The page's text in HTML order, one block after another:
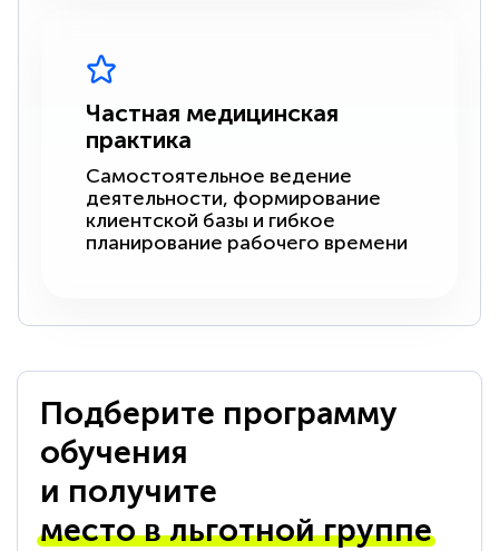
Частная медицинская
практика
Самостоятельное ведение
деятельности, формирование
клиентской базы и гибкое
планирование рабочего времени
Подберите программу
обучения
и получите
место в льготной группе